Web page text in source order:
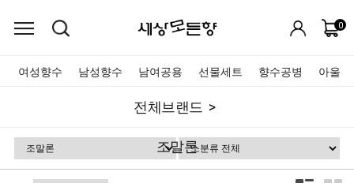
0
여성향수 남성향수 남여공용 선물세트 향수공병 아울렛
전체브랜드
조말론